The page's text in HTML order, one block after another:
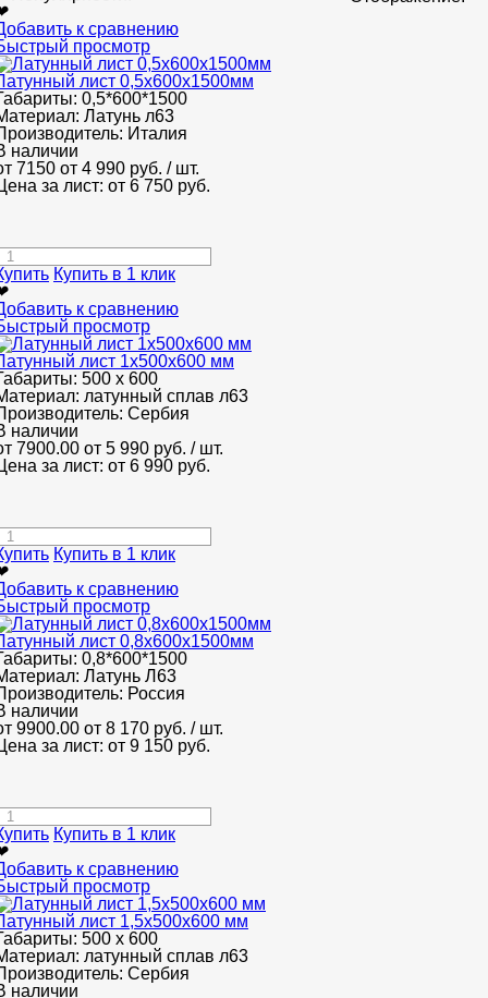
к сравнению
просмотр
лист 0,5x600x1500мм
0,5*600*1500
Латунь л63
Италия
наличии
7150 от 4 990 руб. / шт.
за лист: от 6 750 руб.
Купить в 1 клик
к сравнению
просмотр
лист 1x500x600 мм
500 х 600
латунный сплав л63
Сербия
наличии
7900.00 от 5 990 руб. / шт.
за лист: от 6 990 руб.
Купить в 1 клик
к сравнению
просмотр
лист 0,8x600x1500мм
0,8*600*1500
Латунь Л63
Россия
наличии
9900.00 от 8 170 руб. / шт.
за лист: от 9 150 руб.
Купить в 1 клик
к сравнению
просмотр
лист 1,5x500x600 мм
500 х 600
латунный сплав л63
Сербия
наличии